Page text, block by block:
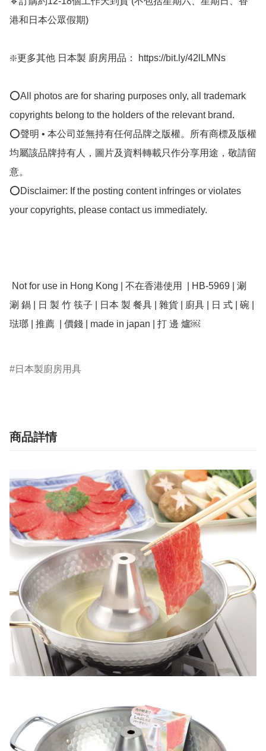
港和日本公眾假期) ﻿
❇️更多其他 日本製 廚房用品： https://bit.ly/42lLMNs
⭕All photos are for sharing purposes only, all trademark
copyrights belong to the holders of the relevant brand.
⭕聲明 • 本公司並無持有任何品牌之版權。所有商標及版權
均屬該品牌持有人，圖片及資料轉載只作分享用途，敬請留
意。
⭕Disclaimer: If the posting content infringes or violates
your copyrights, please contact us immediately.
涮 鍋 | 日 製 竹 筷子 | 日本 製 餐具 | 雜貨 | 廚具 | 日 式 | 碗 |
琺瑯 | 推薦  | 價錢 | made in japan | 打 邊 爐￼
日本製廚房用具
商品詳情